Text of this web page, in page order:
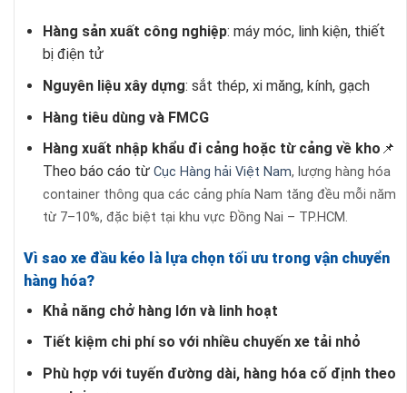
Hàng sản xuất công nghiệp: máy móc, linh kiện, thiết
bị điện tử
Nguyên liệu xây dựng: sắt thép, xi măng, kính, gạch
Hàng tiêu dùng và FMCG
Hàng xuất nhập khẩu đi cảng hoặc từ cảng về kho 📌
Theo báo cáo từ Cục Hàng hải Việt Nam, lượng hàng hóa
container thông qua các cảng phía Nam tăng đều mỗi năm
từ 7–10%, đặc biệt tại khu vực Đồng Nai – TP.HCM.
Vì sao xe đầu kéo là lựa chọn tối ưu trong vận chuyển
hàng hóa?
Khả năng chở hàng lớn và linh hoạt
Tiết kiệm chi phí so với nhiều chuyến xe tải nhỏ
Phù hợp với tuyến đường dài, hàng hóa cố định theo